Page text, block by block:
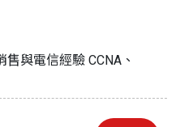
與電信經驗 CCNA、